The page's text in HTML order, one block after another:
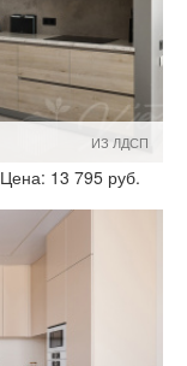
ИЗ ЛДСП
Цена: 13 795 руб.